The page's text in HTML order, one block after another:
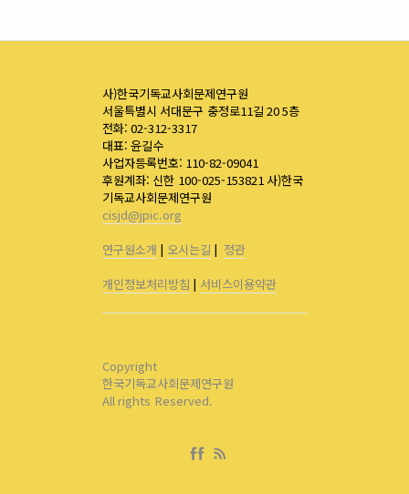
사)한국기독교사회문제연구원
서울특별시 서대문구 충정로11길 20 5층
전화: 02-312-3317
대표: 윤길수
사업자등록번호: 110-82-09041
후원계좌: 신한 100-025-153821 사)한국
기독교사회문제연구원
cisjd@jpic.org
연구원소개 | 오시는길 | 정관
개인정보처리방침 | 서비스이용약관
Copyright
한국기독교사회문제연구원
All rights Reserved.